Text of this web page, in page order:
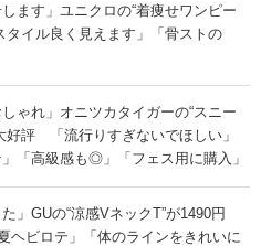
します」ユニクロの“着痩せワンピー
タイル良く見えます」「骨ストの
しゃれ」オニツカタイガーの“スニー
好評 「流行りすぎないでほしい」
」「高級感も◎」「フェス用に購入」
」GUの“涼感VネックT”が1490円
ヘビロテ」「体のラインをきれいに